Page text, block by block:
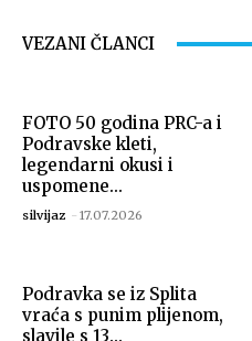
VEZANI ČLANCI
FOTO 50 godina PRC-a i
Podravske kleti,
legendarni okusi i
uspomene...
silvijaz - 17.07.2026
Podravka se iz Splita
vraća s punim plijenom,
slavile s 13...